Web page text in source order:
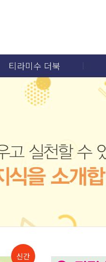
티라미수 더북